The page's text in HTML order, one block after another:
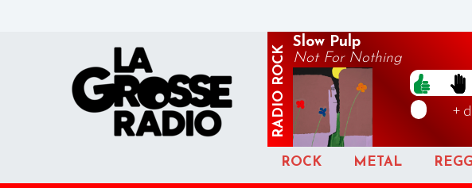
RADIO
ROCK
Slow Pulp
Not For Nothing
+
ROCK METAL